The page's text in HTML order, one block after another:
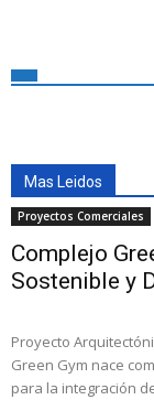
Mas Leidos
Proyectos Comerciales
Complejo
Sostenible y
Proyecto
Green Gym nace
para la integración